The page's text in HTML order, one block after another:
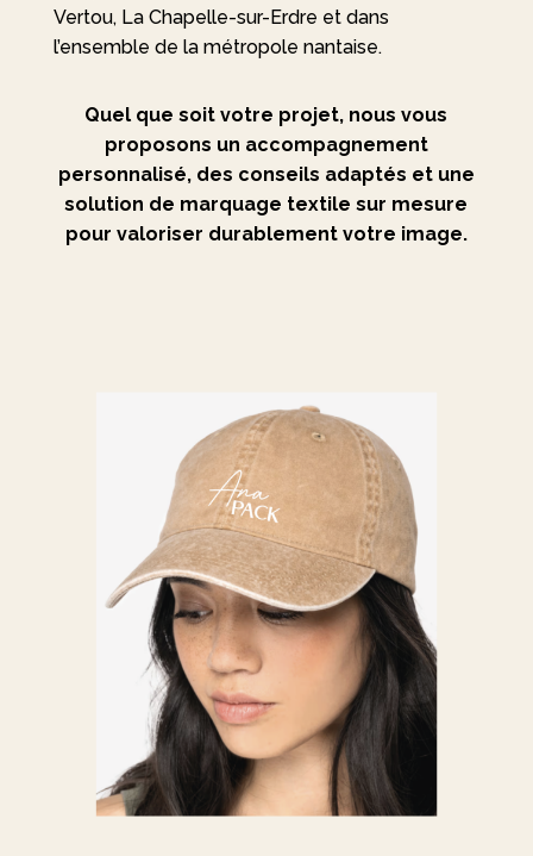
Vertou, La Chapelle-sur-Erdre et dans
l’ensemble de la métropole nantaise.
Quel que soit votre projet, nous vous
proposons un accompagnement
personnalisé, des conseils adaptés et une
solution de marquage textile sur mesure
pour valoriser durablement votre image.